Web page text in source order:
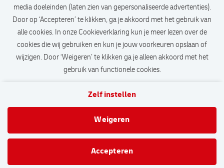
media doeleinden (laten zien van gepersonaliseerde advertenties).
Door op ‘Accepteren’ te klikken, ga je akkoord met het gebruik van
alle cookies. In onze Cookieverklaring kun je meer lezen over de
cookies die wij gebruiken en kun je jouw voorkeuren opslaan of
wijzigen. Door ‘Weigeren’ te klikken ga je alleen akkoord met het
gebruik van functionele cookies.
Zelf instellen
Weigeren
Accepteren
Call-to-action bij meer vacatures
Veelgestelde vragen
DHL.com